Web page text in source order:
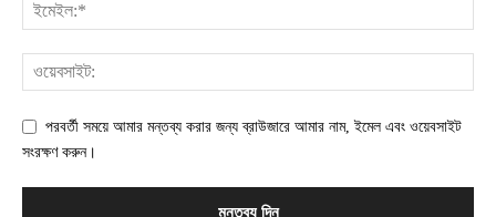
পরবর্তী সময়ে আমার মন্তব্য করার জন্য ব্রাউজারে আমার নাম, ইমেল এবং ওয়েবসাইট
সংরক্ষণ করুন।